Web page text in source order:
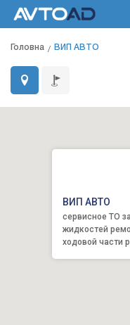
Головна ВИП АВТО
ВИП АВТО
сервисное ТО замена масел/технических
жидкостей ремонт тормозной системы ремонт
ходовой части ремонт рулевого управления